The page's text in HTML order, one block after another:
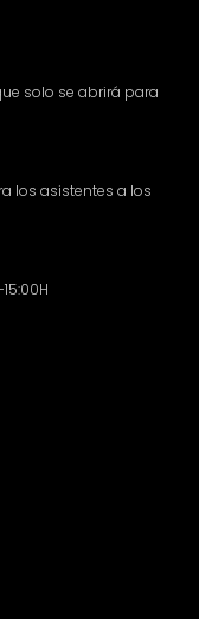
solo se abrirá para
los asistentes a los